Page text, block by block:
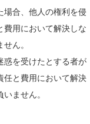
場合、他人の権利を侵
費用において解決しな
ん。
惑を受けたとする者が
任と費用において解決
ません。